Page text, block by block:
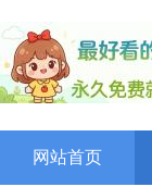
网站首页